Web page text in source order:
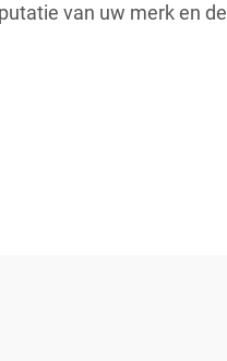
van uw merk en de